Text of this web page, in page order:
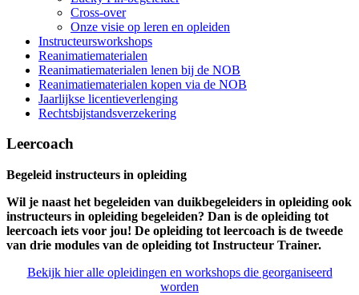
Cross-over
Onze visie op leren en opleiden
Instructeursworkshops
Reanimatiematerialen
Reanimatiematerialen lenen bij de NOB
Reanimatiematerialen kopen via de NOB
Jaarlijkse licentieverlenging
Rechtsbijstandsverzekering
Leercoach
Begeleid instructeurs in opleiding
Wil je naast het begeleiden van duikbegeleiders in opleiding ook
instructeurs in opleiding begeleiden? Dan is de opleiding tot
leercoach iets voor jou! De opleiding tot leercoach is de tweede
van drie modules van de opleiding tot Instructeur Trainer.
Bekijk hier alle opleidingen en workshops die georganiseerd
worden